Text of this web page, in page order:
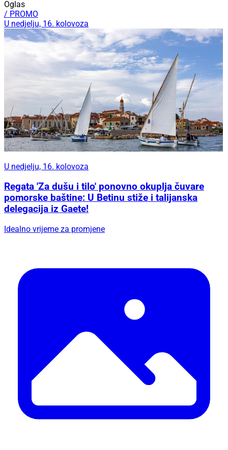
Oglas
/ PROMO
U nedjelju, 16. kolovoza
U nedjelju, 16. kolovoza
Regata 'Za dušu i tilo' ponovno okuplja čuvare
pomorske baštine: U Betinu stiže i talijanska
delegacija iz Gaete!
Idealno vrijeme za promjene